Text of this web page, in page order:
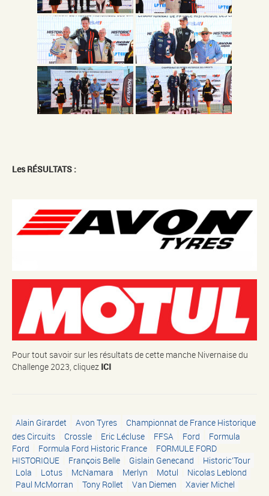
Les RÉSULTATS :
Pour tout savoir sur les résultats de cette manche Nivernaise du
Challenge 2023, cliquez ICI
Alain Girardet Avon Tyres
Championnat de France Historique
des Circuits
Crossle Eric Lécluse FFSA Ford
Formula
Ford
Formula Ford Historic France
FORMULE FORD
HISTORIQUE
François Belle Gislain Genecand
Historic'Tour
Lola
Lotus McNamara Merlyn Motul
Nicolas Leblond
Paul McMorran
Tony Rollet Van Diemen Xavier Michel